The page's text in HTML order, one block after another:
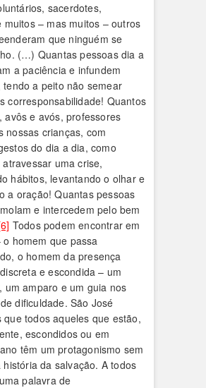
sacerdotes,
muitos – mas muitos – outros
que ninguém se
(…) Quantas pessoas dia a
a paciência e infundem
tendo a peito não semear
corresponsabilidade! Quantos
avôs e avós, professores
nossas crianças, com
do dia a dia, como
uma crise,
hábitos, levantando o olhar e
a oração! Quantas pessoas
e intercedem pelo bem
Todos podem encontrar em
o homem que passa
o homem da presença
e escondida – um
um amparo e um guia nos
dificuldade. São José
que todos aqueles que estão,
escondidos ou em
têm um protagonismo sem
da salvação. A todos
palavra de